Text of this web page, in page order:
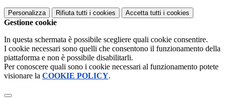
Personalizza Rifiuta tutti i cookies Accetta tutti i cookies
Gestione cookie
In questa schermata è possibile scegliere quali cookie consentire.
I cookie necessari sono quelli che consentono il funzionamento della
piattaforma e non è possibile disabilitarli.
Per conoscere quali sono i cookie necessari al funzionamento potete
visionare la COOKIE POLICY.